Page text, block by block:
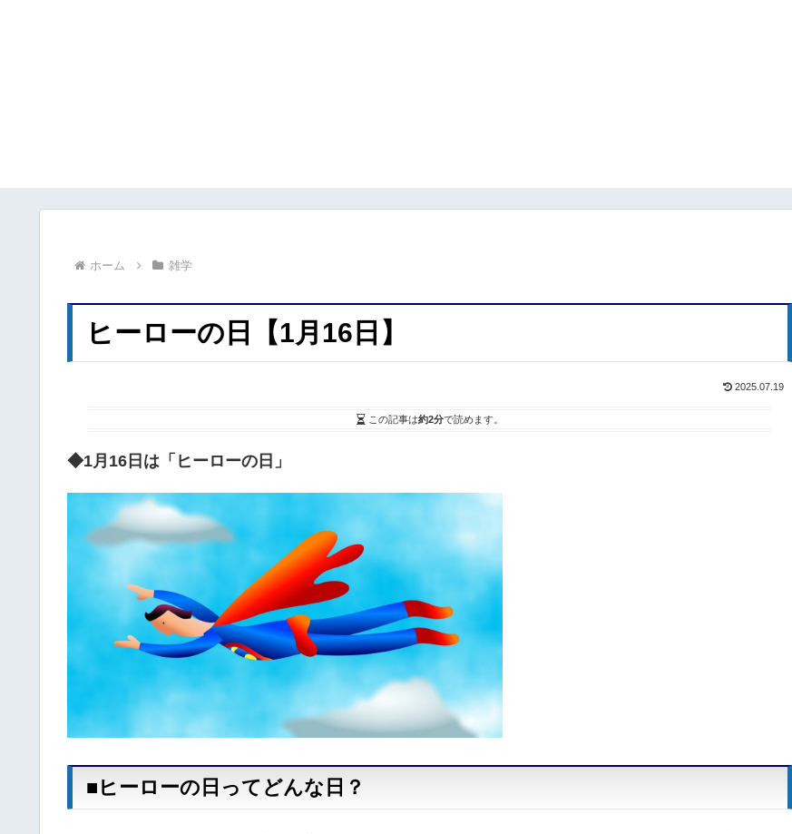
ホーム 雑学
ヒーローの日【1月16日】
2025.07.19
この記事は約2分で読めます。
◆1月16日は「ヒーローの日」
■ヒーローの日ってどんな日？